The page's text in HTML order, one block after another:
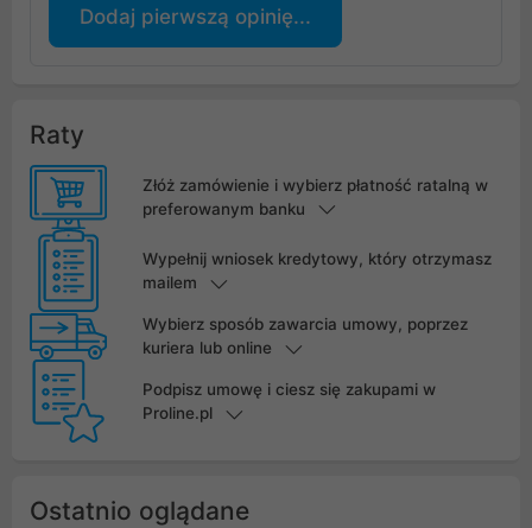
Dodaj pierwszą opinię...
Raty
Złóż zamówienie i wybierz płatność ratalną w
preferowanym banku
Wypełnij wniosek kredytowy, który otrzymasz
mailem
Wybierz sposób zawarcia umowy, poprzez
kuriera lub online
Podpisz umowę i ciesz się zakupami w
Proline.pl
Ostatnio oglądane